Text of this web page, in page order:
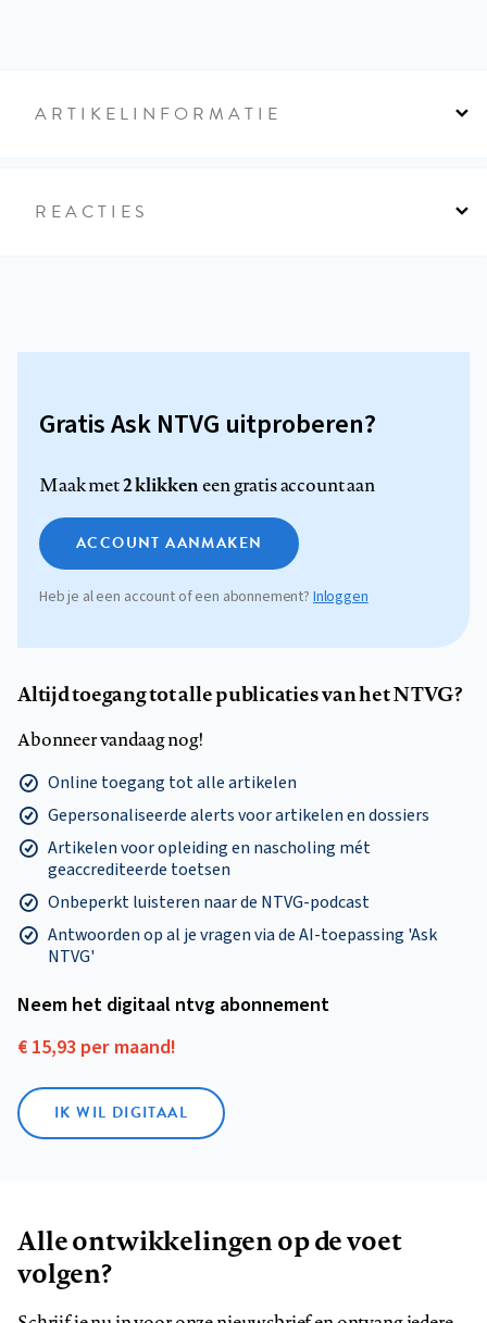
ARTIKELINFORMATIE
REACTIES
Gratis Ask NTVG uitproberen?
Maak met2 klikkeneen gratis account aan
ACCOUNT AANMAKEN
Heb je al een account of een abonnement?Inloggen
Altijd toegang tot alle publicaties van het NTVG?
Abonneer vandaag nog!
Online toegang tot alle artikelen
Gepersonaliseerde alerts voor artikelen en dossiers
Artikelen voor opleiding en nascholing mét
geaccrediteerde toetsen
Onbeperkt luisteren naar de NTVG-podcast
Antwoorden op al je vragen via de AI-toepassing 'Ask
NTVG'
Neem het digitaal ntvg abonnement
€ 15,93 per maand!
IK WIL DIGITAAL
Alle ontwikkelingen op de voet
volgen?